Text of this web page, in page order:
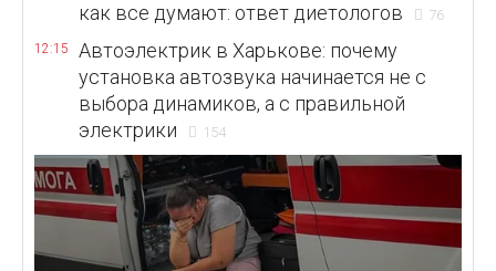
как все думают: ответ диетологов
76
12:15
Автоэлектрик в Харькове: почему
установка автозвука начинается не с
выбора динамиков, а с правильной
электрики
154